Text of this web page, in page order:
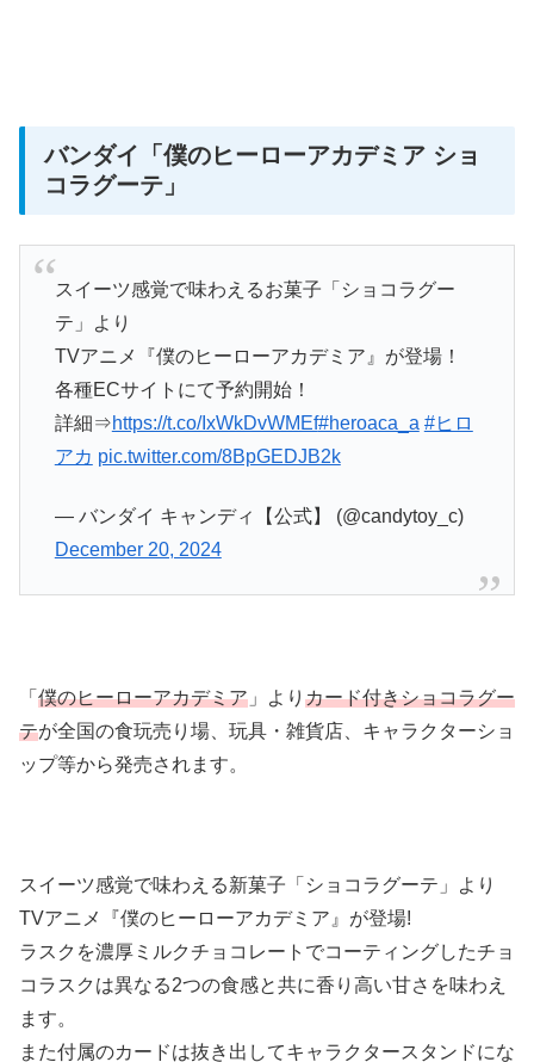
バンダイ 「僕のヒーローアカデミア ショ
コラグーテ」
スイーツ感覚で味わえるお菓子「ショコラグー
テ」より
TVアニメ『僕のヒーローアカデミア』が登場！
各種ECサイトにて予約開始！
詳細⇒https://t.co/IxWkDvWMEf#heroaca_a #ヒロ
アカ pic.twitter.com/8BpGEDJB2k
— バンダイ キャンディ【公式】 (@candytoy_c)
December 20, 2024
「 僕のヒーローアカデミア 」より カード付きショコラグー
テが全国の食玩売り場、玩具・雑貨店、キャラクターショ
ップ等から発売されます。
スイーツ感覚で味わえる新菓子「ショコラグーテ」より
TVアニメ『僕のヒーローアカデミア』が登場!
ラスクを濃厚ミルクチョコレートでコーティングしたチョ
コラスクは異なる2つの食感と共に香り高い甘さを味わえ
ます。
また付属のカードは抜き出してキャラクタースタンドにな